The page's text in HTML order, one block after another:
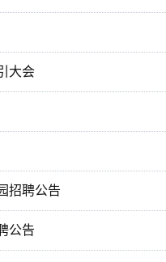
大会
招聘公告
公告